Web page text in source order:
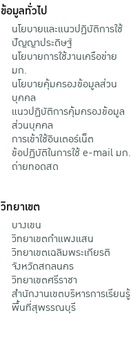
ข้อมูลทั่วไป
นโยบายและแนวปฏิบัติการใช้
ปัญญาประดิษฐ์
นโยบายการใช้งานเครือข่าย
มก.
นโยบายคุ้มครองข้อมูลส่วน
บุคคล
แนวปฏิบัติการคุ้มครองข้อมูล
ส่วนบุคคล
การเข้าใช้อินเตอร์เน็ต
ข้อปฏิบัติในการใช้ e-mail มก.
ถ่ายทอดสด
วิทยาเขต
บางเขน
วิทยาเขตกําแพงแสน
วิทยาเขตเฉลิมพระเกียรติ
จังหวัดสกลนคร
วิทยาเขตศรีราชา
สำนักงานเขตบริหารการเรียนรู้
พื้นที่สุพรรณบุรี